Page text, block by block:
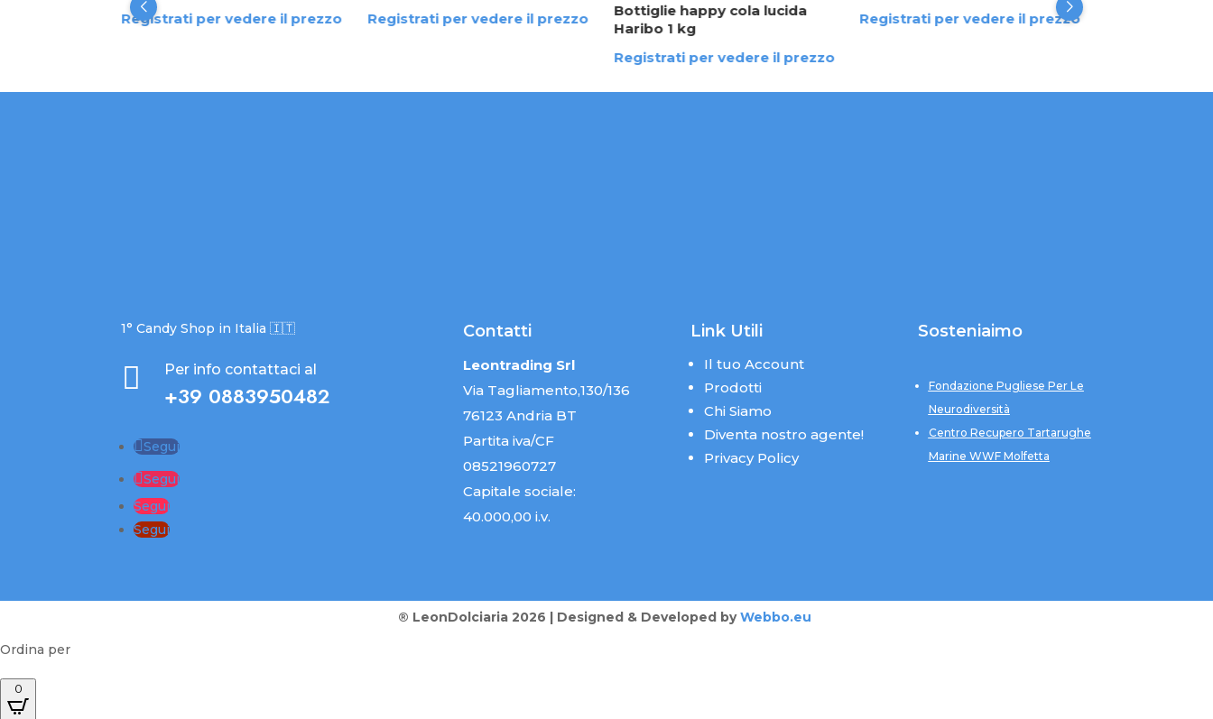
Registrati per vedere il prezzo
Registrati per vedere il prezzo
Bottiglie happy cola lucida
Haribo 1 kg
Registrati per vedere il prezzo
Registrati per vedere il prezzo
1° Candy Shop in Italia 🇮🇹
 Per info contattaci al
+39 0883950482
Segui
Segui
Segui
Segui
Contatti
Leontrading Srl
Via Tagliamento,130/136
76123 Andria BT
Partita iva/CF
08521960727
Capitale sociale:
40.000,00 i.v.
Link Utili
Il tuo Account
Prodotti
Chi Siamo
Diventa nostro agente!
Privacy Policy
Sosteniaimo
Fondazione Pugliese Per Le
Neurodiversità
Centro Recupero Tartarughe
Marine WWF Molfetta
® LeonDolciaria 2026 | Designed & Developed by Webbo.eu
Ordina per
0